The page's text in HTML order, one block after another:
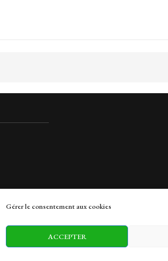
Gérer le consentement aux cookies
ACCEPTER